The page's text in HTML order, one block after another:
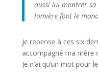
aussi lui montrer sa
lumière font le
Je repense à ces six
accompagné ma mère
Je n’ai qu’un mot pour